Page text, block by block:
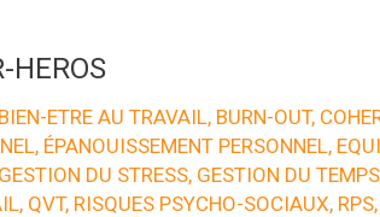
HEROS
BIEN-ETRE AU TRAVAIL, BURN-OUT,
, ÉPANOUISSEMENT PERSONNEL,
GESTION DU STRESS, GESTION DU TEMPS
, QVT, RISQUES PSYCHO-SOCIAUX, RPS,